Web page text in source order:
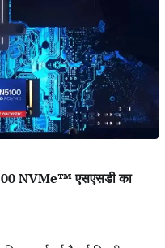
NVMe™ एसएसडी का